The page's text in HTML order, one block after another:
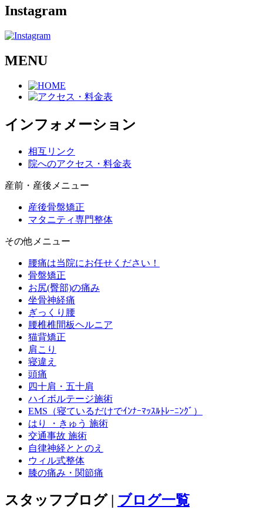
Instagram
MENU
インフォメーション
相互リンク
院へのアクセス・料金表
産前・産後メニュー
産後骨盤矯正
マタニティ専門整体
その他メニュー
腰痛は当院にお任せください！
骨盤矯正
お尻(臀部)の痛み
坐骨神経痛
ぎっくり腰
腰椎椎間板ヘルニア
猫背矯正
肩こり
寝違え
頭痛
四十肩・五十肩
ハイボルテージ施術
EMS（寝ているだけでｲﾝﾅｰﾏｯｽﾙﾄﾚｰﾆﾝｸﾞ）
はり ・きゅう 施術
交通事故 施術
自律神経ととのえ
ウィル式整体
膝の痛み・関節痛
スタッフブログ | ブログ一覧